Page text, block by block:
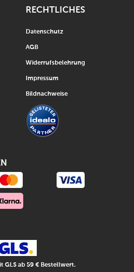
RECHTLICHES
Datenschutz
AGB
Widerrufsbelehrung
Impressum
Bildnachweise
GLS ab 59 € Bestellwert.